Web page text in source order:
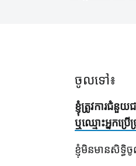
ចូលទៅ៖
ខ្ញុំត្រូវការជំនួ
ឬឈ្មោះអ្នកប្រើ
ខ្ញុំមិនមានសិទ្ធិ